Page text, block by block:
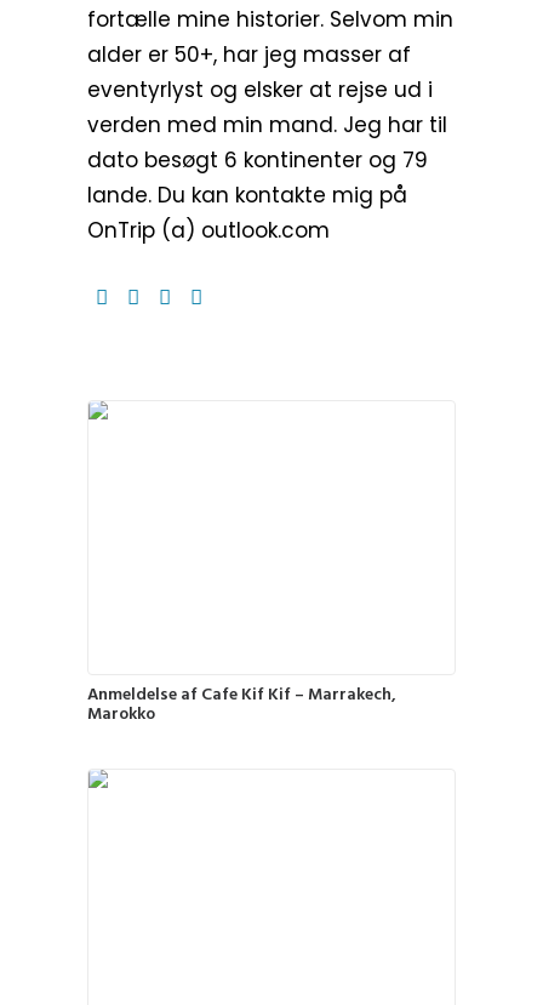
fortælle mine historier. Selvom min
alder er 50+, har jeg masser af
eventyrlyst og elsker at rejse ud i
verden med min mand. Jeg har til
dato besøgt 6 kontinenter og 79
lande. Du kan kontakte mig på
OnTrip (a) outlook.com
Anmeldelse af Cafe Kif Kif – Marrakech,
Marokko